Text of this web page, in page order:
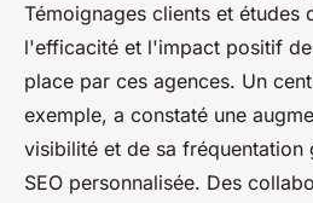
Témoignages clients et études
l'efficacité et l'impact positif
place par ces agences. Un
exemple, a constaté une
visibilité et de sa fréquentation
SEO personnalisée. Des